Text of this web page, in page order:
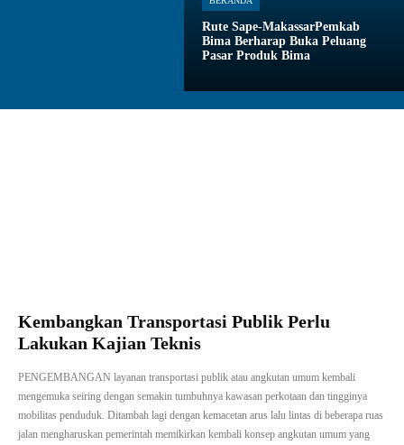
Rute Sape-MakassarPemkab
Bima Berharap Buka Peluang
Pasar Produk Bima
Kembangkan Transportasi Publik Perlu
Lakukan Kajian Teknis
PENGEMBANGAN layanan transportasi publik atau angkutan umum kembali
mengemuka seiring dengan semakin tumbuhnya kawasan perkotaan dan tingginya
mobilitas penduduk. Ditambah lagi dengan kemacetan arus lalu lintas di beberapa ruas
jalan mengharuskan pemerintah memikirkan kembali konsep angkutan umum yang